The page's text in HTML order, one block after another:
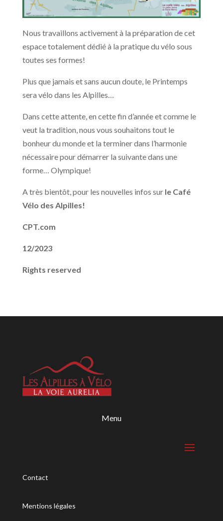
Nous travaillons activement à la préparation de cet
espace totalement dédié à la pratique du vélo sous
toutes ses formes!
Plus que jamais et sans aucun doute, le Printemps
sera vélo dans les Alpilles…
Dans cette attente, en cette fin d’année et comme le
veut la tradition, nous vous souhaitons tout le
bonheur du monde et la terminer dans l’harmonie
nécessaire pour démarrer la suivante dans une
forme… Olympique!
A très bientôt, pour les nouvelles infos surle Café
Vélo des Alpilles!
CPT.com
12/2023
Rights reserved
Menu
Contact
Mentions légales